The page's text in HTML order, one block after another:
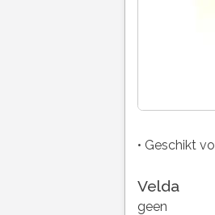
• Geschikt
Velda
geen